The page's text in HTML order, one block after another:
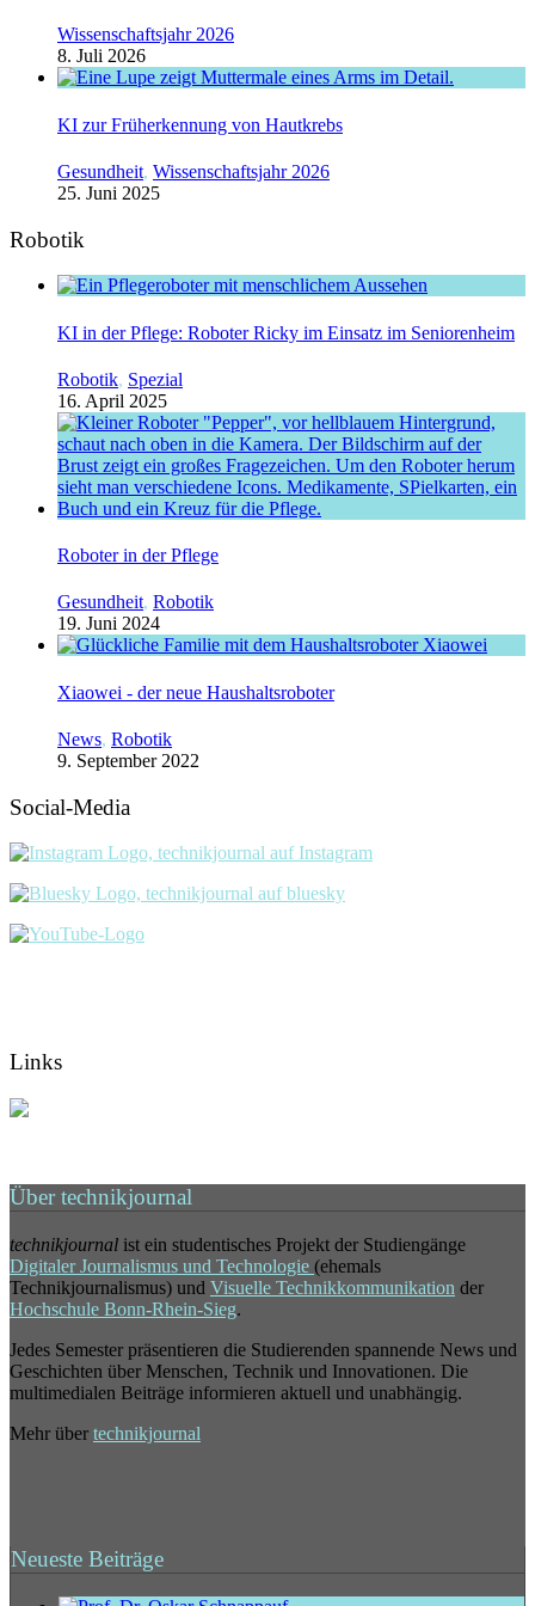
Wissenschaftsjahr 2026
8. Juli 2026
KI zur Früherkennung von Hautkrebs
Gesundheit, Wissenschaftsjahr 2026
25. Juni 2025
Robotik
KI in der Pflege: Roboter Ricky im Einsatz im Seniorenheim
Robotik, Spezial
16. April 2025
Roboter in der Pflege
Gesundheit, Robotik
19. Juni 2024
Xiaowei - der neue Haushaltsroboter
News, Robotik
9. September 2022
Social-Media
Links
Über technikjournal
technikjournal ist ein studentisches Projekt der Studiengänge
Digitaler Journalismus und Technologie (ehemals
Technikjournalismus) und Visuelle Technikkommunikation der
Hochschule Bonn-Rhein-Sieg.
Jedes Semester präsentieren die Studierenden spannende News und
Geschichten über Menschen, Technik und Innovationen. Die
multimedialen Beiträge informieren aktuell und unabhängig.
Mehr über technikjournal
Neueste Beiträge